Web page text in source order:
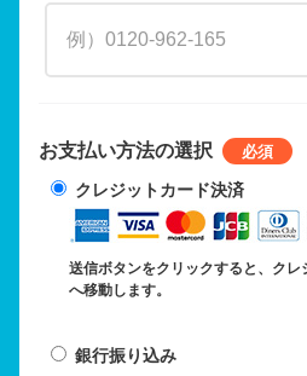
お支払い方法の選択
クレジットカード決済
送信ボタンをクリックすると、ク
へ移動します。
銀行振り込み